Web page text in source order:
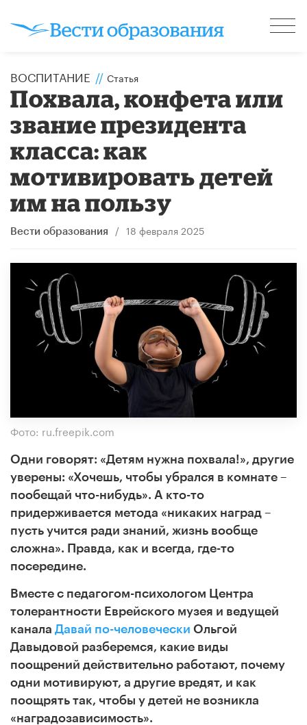
ВОСПИТАНИЕ // Статья
Похвала, конфета или
звание президента
класса: как
мотивировать детей
им на пользу
Вести образования / 18 февраля 2025
Фото: ru.freepik.com
Одни говорят: «Детям нужна похвала!», другие
уверены: «Хочешь, чтобы убрался в комнате –
пообещай что-нибудь». А кто-то
придерживается метода «никаких наград –
пусть учится ради знаний, жизнь вообще
сложна». Правда, как и всегда, где-то
посередине.
Вместе с педагогом-психологом Центра
толерантности Еврейского музея и ведущей
канала Давай по-человечески Ольгой
Давыдовой разберемся, какие виды
поощрений действительно работают, почему
одни мотивируют, а другие вредят, и как
поощрять так, чтобы у детей не возникла
«наградозависимость».